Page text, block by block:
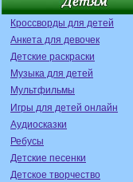
Кроссворды для детей
Анкета для девочек
Детские раскраски
Музыка для детей
Мультфильмы
Игры для детей онлайн
Аудиосказки
Ребусы
Детские песенки
Детское творчество